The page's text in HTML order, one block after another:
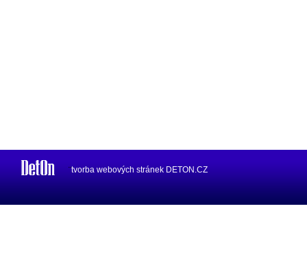
¨tvorba webových stránek DETON.CZ